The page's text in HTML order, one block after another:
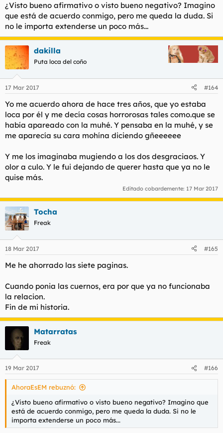
¿Visto bueno afirmativo o visto bueno negativo? Imagino
que está de acuerdo conmigo, pero me queda la duda. Si
no le importa extenderse un poco más...
dakilla
Puta loca del coño
17 Mar 2017 #164
Yo me acuerdo ahora de hace tres años, que yo estaba
loca por él y me decía cosas horrorosas tales como.que se
había apareado con la muhé. Y pensaba en la muhé, y se
me aparecía su cara mohína diciendo gñeeeeee
Y me los imaginaba mugiendo a los dos desgraciaos. Y
olor a culo. Y le fui dejando de querer hasta que ya no le
quise más.
Editado cobardemente: 17 Mar 2017
Tocha
Freak
18 Mar 2017 #165
Me he ahorrado las siete paginas.
Cuando ponia las cuernos, era por que ya no funcionaba
la relacion.
Fin de mi historia.
Matarratas
Freak
19 Mar 2017 #166
AhoraEsEM rebuznó:
¿Visto bueno afirmativo o visto bueno negativo? Imagino que
está de acuerdo conmigo, pero me queda la duda. Si no le
importa extenderse un poco más...